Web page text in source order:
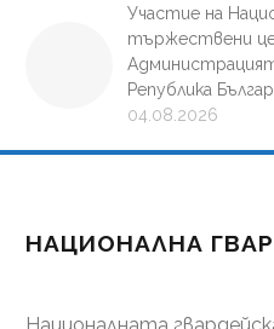
Участие на
тържествени
Република
04.08.2026
НАЦИОНАЛНА